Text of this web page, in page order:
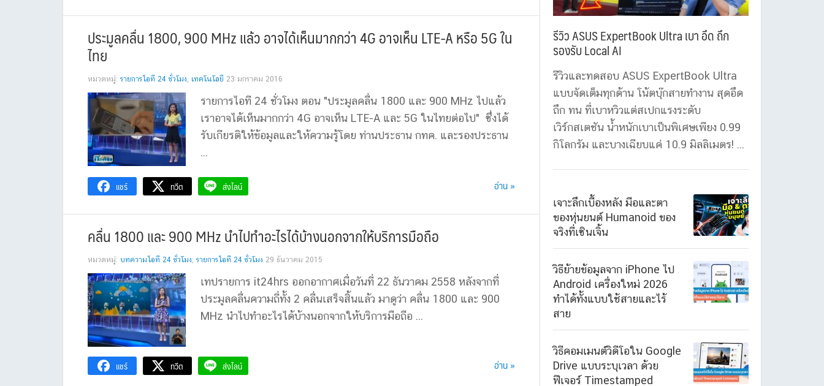
ประมูลคลื่น 1800, 900 MHz แล้ว อาจได้เห็นมากกว่า 4G อาจเห็น LTE-A หรือ 5G ใน
ไทย
หมวดหมู่: รายการไอที 24 ชั่วโมง, เทคโนโลยี 23 มกราคม 2016
รายการไอที 24 ชั่วโมง ตอน "ประมูลคลื่น 1800 และ 900 MHz ไปแล้ว
เราอาจได้เห็นมากกว่า 4G อาจเห็น LTE-A และ 5G ในไทยต่อไป" ซึ่งได้
รับเกียรติให้ข้อมูลและให้ความรู้โด­ย ท่านประธาน กทค. และรองประธาน
...
แชร์ ทวีต ส่งไลน์ อ่าน »
คลื่น 1800 และ 900 MHz นำไปทำอะไรได้บ้างนอกจากให้บริการมือถือ
หมวดหมู่: บทความไอที 24 ชั่วโมง, รายการไอที 24 ชั่วโมง 29 ธันวาคม 2015
เทปรายการ it24hrs ออกอากาศเมื่อวันที่ 22 ธันวาคม 2558 หลังจากที่
ประมูลคลื่นความถี่ทั้ง 2 คลื่นเสร็จสิ้นแล้ว มาดูว่า คลื่น 1800 และ 900
MHz นำไปทำอะไรได้บ้างนอกจากให้บริการมือถือ ...
แชร์ ทวีต ส่งไลน์ อ่าน »
รีวิว ASUS ExpertBook Ultra เบา อึด ถึก
รองรับ Local AI
รีวิวและทดสอบ ASUS ExpertBook Ultra
แบบจัดเต็มทุกด้าน โน้ตบุ๊กสายทำงาน สุดอึด
ถึก ทน ที่เบาหวิวแต่สเปกแรงระดับ
เวิร์กสเตชัน น้ำหนักเบาเป็นพิเศษเพียง 0.99
กิโลกรัม และบางเฉียบแค่ 10.9 มิลลิเมตร! ...
เจาะลึกเบื้องหลัง มือและตา
ของหุ่นยนต์ Humanoid ของ
จริงที่เซินเจิ้น
วิธีย้ายข้อมูลจาก iPhone ไป
Android เครื่องใหม่ 2026
ทำได้ทั้งแบบใช้สายและไร้
สาย
วิธีคอมเมนต์วิดีโอใน Google
Drive แบบระบุเวลา ด้วย
ฟีเจอร์ Timestamped